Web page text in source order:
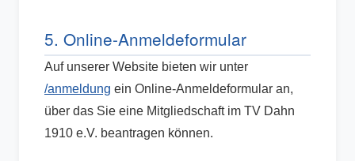
5. Online-Anmeldeformular
Auf unserer Website bieten wir unter
/anmeldung ein Online-Anmeldeformular an,
über das Sie eine Mitgliedschaft im TV Dahn
1910 e.V. beantragen können.